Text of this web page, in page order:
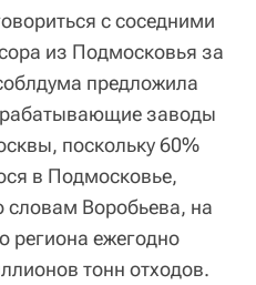
с соседними
из Подмосковья за
предложила
заводы
поскольку 60%
в Подмосковье,
словам Воробьева, на
региона ежегодно
тонн отходов.